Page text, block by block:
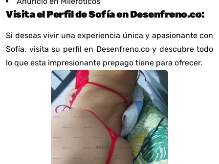
Visita el Perfil de Sofía en Desenfreno.co:
Si deseas vivir una experiencia única y apasionante con
Sofía, visita su perfil en Desenfreno.co y descubre todo
lo que esta impresionante prepago tiene para ofrecer.